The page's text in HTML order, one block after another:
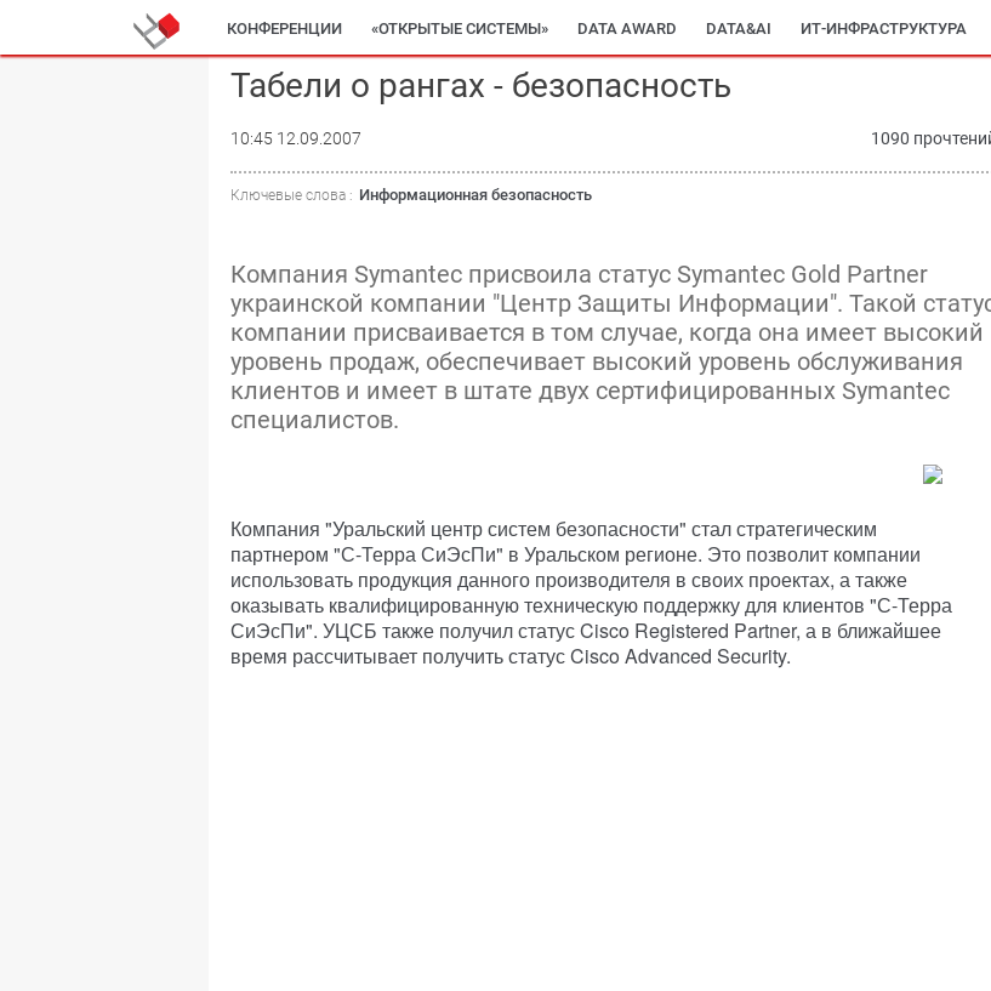
КОНФЕРЕНЦИИ «ОТКРЫТЫЕ СИСТЕМЫ» DATA AWARD DATA&AI ИТ-ИНФРАСТРУКТУРА
Табели о рангах - безопасность
10:45 12.09.2007 1090
Ключевые слова : Информационная безопасность
Компания Symantec присвоила статус Symantec Gold Partner
украинской компании "Центр Защиты Информации". Такой
компании присваивается в том случае, когда она имеет высокий
уровень продаж, обеспечивает высокий уровень обслуживания
клиентов и имеет в штате двух сертифицированных Symantec
специалистов.
Компания "Уральский центр систем безопасности" стал стратегическим
партнером "С-Терра СиЭсПи" в Уральском регионе. Это позволит компании
использовать продукция данного производителя в своих проектах, а также
оказывать квалифицированную техническую поддержку для клиентов "С-Терра
СиЭсПи". УЦСБ также получил статус Cisco Registered Partner, а в ближайшее
время рассчитывает получить статус Cisco Advanced Security.